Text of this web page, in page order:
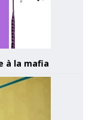
à la mafia